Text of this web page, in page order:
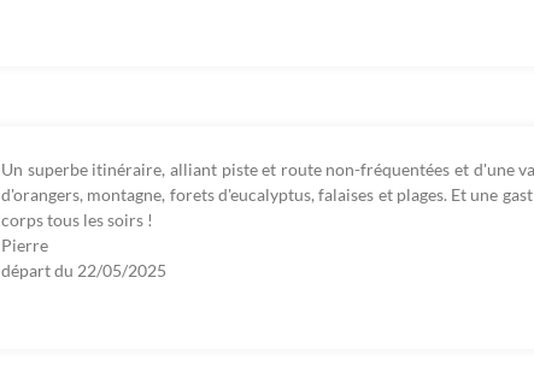
Un superbe itinéraire, alliant piste et route non-fréquentées et d'une
d'orangers, montagne, forets d'eucalyptus, falaises et plages. Et une
corps tous les soirs !
Pierre
départ du 22/05/2025